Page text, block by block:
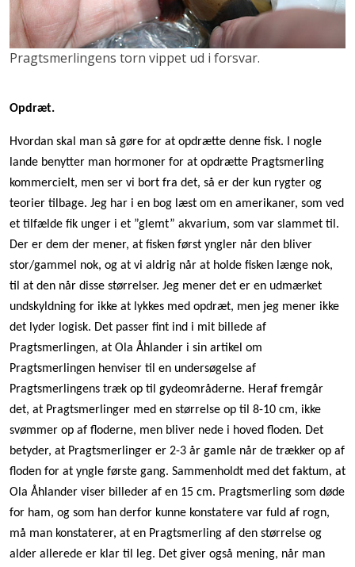
Pragtsmerlingens torn vippet ud i forsvar.
Opdræt.
Hvordan skal man så gøre for at opdrætte denne fisk. I nogle
lande benytter man hormoner for at opdrætte Pragtsmerling
kommercielt, men ser vi bort fra det, så er der kun rygter og
teorier tilbage. Jeg har i en bog læst om en amerikaner, som ved
et tilfælde fik unger i et ”glemt” akvarium, som var slammet til.
Der er dem der mener, at fisken først yngler når den bliver
stor/gammel nok, og at vi aldrig når at holde fisken længe nok,
til at den når disse størrelser. Jeg mener det er en udmærket
undskyldning for ikke at lykkes med opdræt, men jeg mener ikke
det lyder logisk. Det passer fint ind i mit billede af
Pragtsmerlingen, at Ola Åhlander i sin artikel om
Pragtsmerlingen henviser til en undersøgelse af
Pragtsmerlingens træk op til gydeområderne. Heraf fremgår
det, at Pragtsmerlinger med en størrelse op til 8-10 cm, ikke
svømmer op af floderne, men bliver nede i hoved floden. Det
betyder, at Pragtsmerlinger er 2-3 år gamle når de trækker op af
floden for at yngle første gang. Sammenholdt med det faktum, at
Ola Åhlander viser billeder af en 15 cm. Pragtsmerling som døde
for ham, og som han derfor kunne konstatere var fuld af rogn,
må man konstaterer, at en Pragtsmerling af den størrelse og
alder allerede er klar til leg. Det giver også mening, når man